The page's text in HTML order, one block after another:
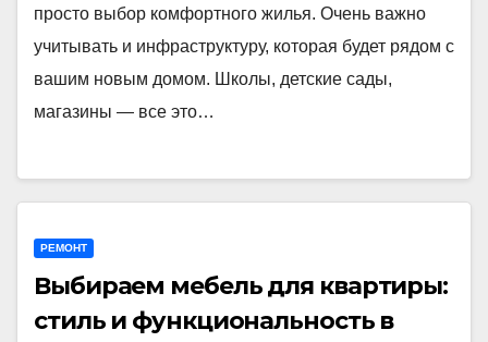
просто выбор комфортного жилья. Очень важно
учитывать и инфраструктуру, которая будет рядом с
вашим новым домом. Школы, детские сады,
магазины — все это…
РЕМОНТ
Выбираем мебель для квартиры:
стиль и функциональность в